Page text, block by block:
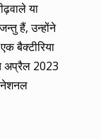
या
हैं, उन्होंने
बैक्टीरिया
अप्रैल 2023
नेशनल